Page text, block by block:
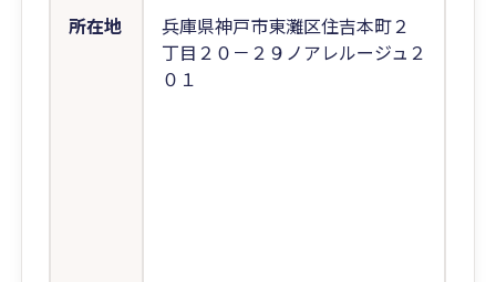
所在地
兵庫県神戸市東灘区住吉本町２
丁目２０－２９ノアレルージュ２
０１